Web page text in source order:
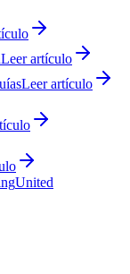
Leer artículo
Leer artículo
United